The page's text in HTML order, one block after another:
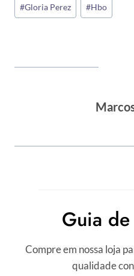
Post:
#Gloria Perez #Hbo
Guia
Compre em nossa loja
qualidade